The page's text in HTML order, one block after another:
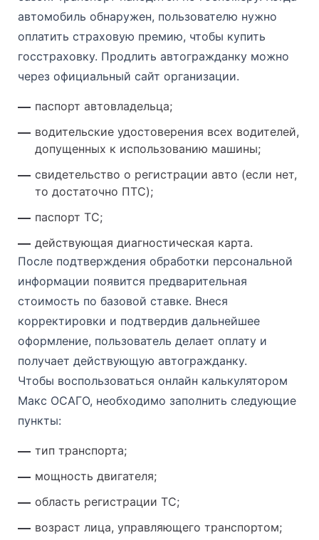
автомобиль обнаружен, пользователю нужно
оплатить страховую премию, чтобы купить
госстраховку. Продлить автогражданку можно
через официальный сайт организации.
паспорт автовладельца;
водительские удостоверения всех водителей,
допущенных к использованию машины;
свидетельство о регистрации авто (если нет,
то достаточно ПТС);
паспорт ТС;
действующая диагностическая карта.
После подтверждения обработки персональной
информации появится предварительная
стоимость по базовой ставке. Внеся
корректировки и подтвердив дальнейшее
оформление, пользователь делает оплату и
получает действующую автогражданку.
Чтобы воспользоваться онлайн калькулятором
Макс ОСАГО, необходимо заполнить следующие
пункты:
тип транспорта;
мощность двигателя;
область регистрации ТС;
возраст лица, управляющего транспортом;